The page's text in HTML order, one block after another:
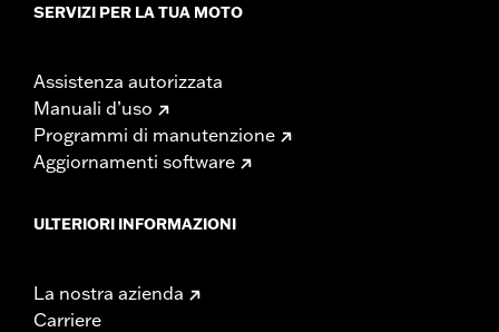
SERVIZI PER LA TUA MOTO
Assistenza autorizzata
Manuali d’uso
Programmi di manutenzione
Aggiornamenti software
ULTERIORI INFORMAZIONI
La nostra azienda
Carriere